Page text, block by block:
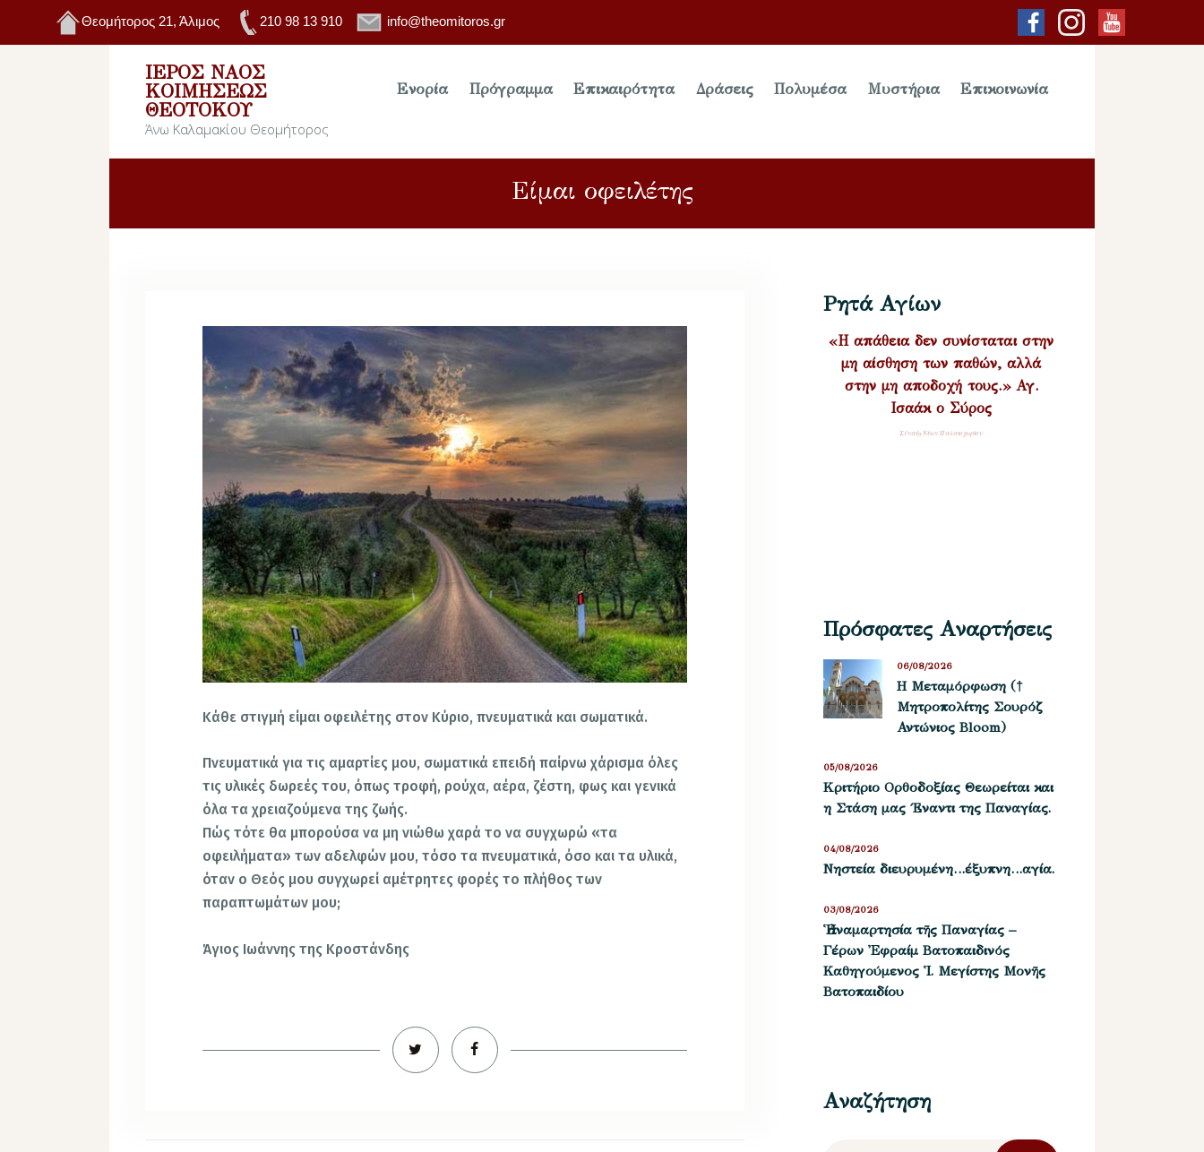
Θεομήτορος 21, Άλιμος 210 98 13 910 info@theomitoros.gr
ΙΕΡΌΣ ΝΑΌΣ
ΚΟΙΜΉΣΕΩΣ
ΘΕΟΤΌΚΟΥ
Άνω Καλαμακίου Θεομήτορος
Ενορία Πρόγραμμα Επικαιρότητα Δράσεις Πολυμέσα Μυστήρια Επικοινωνία
Είμαι οφειλέτης
Κάθε στιγμή είμαι οφειλέτης στον Κύριο, πνευματικά και σωματικά.
Πνευματικά για τις αμαρτίες μου, σωματικά επειδή παίρνω χάρισμα όλες
τις υλικές δωρεές του, όπως τροφή, ρούχα, αέρα, ζέστη, φως και γενικά
όλα τα χρειαζούμενα της ζωής.
Πώς τότε θα μπορούσα να μη νιώθω χαρά το να συγχωρώ «τα
οφειλήματα» των αδελφών μου, τόσο τα πνευματικά, όσο και τα υλικά,
όταν ο Θεός μου συγχωρεί αμέτρητες φορές το πλήθος των
παραπτωμάτων μου;
Άγιος Ιωάννης της Κροστάνδης
Ρητά Αγίων
«Η απάθεια δεν συνίσταται στην
μη αίσθηση των παθών, αλλά
στην μη αποδοχή τους.» Αγ.
Ισαάκ ο Σύρος
Σύναξη Νέων Παλαιοχωρίου
Πρόσφατες Αναρτήσεις
Η Μεταμόρφωση (†
Μητροπολίτης Σουρόζ
Αντώνιος Bloom)
06/08/2026
Kριτήριο Oρθοδοξίας Θεωρείται και
η Στάση μας ΄Εναντι της Παναγίας.
05/08/2026
Νηστεία διευρυμένη…έξυπνη…αγία.
04/08/2026
Ἡ ἀναμαρτησία τῆς Παναγίας –
Γέρων Ἐφραίμ Βατοπαιδινός
Καθηγούμενος Ἱ. Μεγίστης Μονῆς
Βατοπαιδίου
03/08/2026
Αναζήτηση